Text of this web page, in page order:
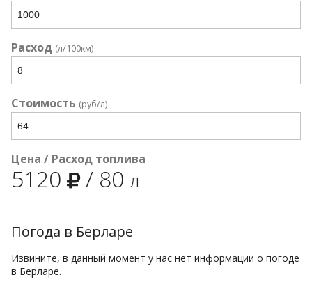
Расход (л/100км)
Стоимость (руб/л)
Цена / Расход топлива
5120 / 80 л
Погода в Берларе
Извините, в данный момент у нас нет информации о погоде
в Берларе.